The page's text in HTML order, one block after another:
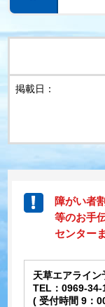
掲載日：
障がい者
等のお手
センター
天草エアライン
TEL：0969-34-
( 受付時間 9：